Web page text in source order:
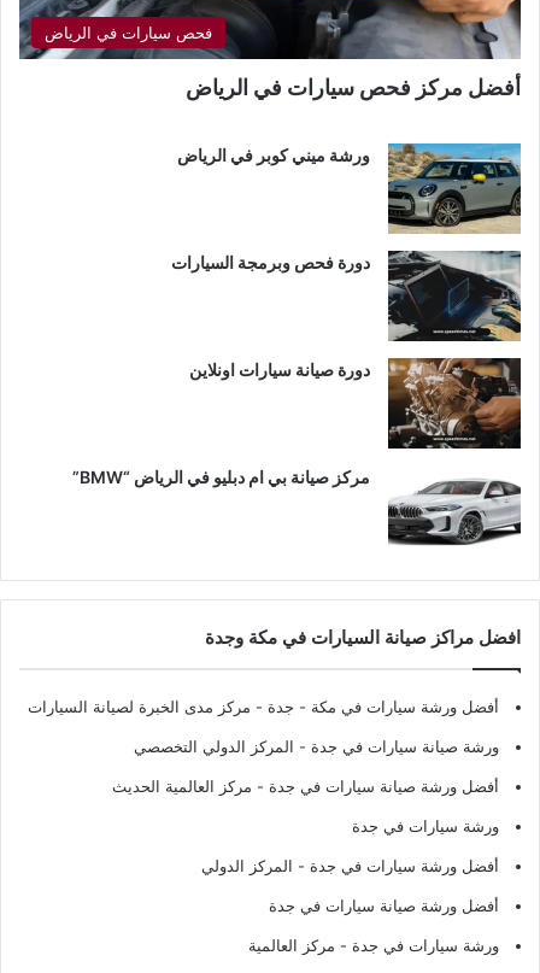
فحص سيارات في الرياض
أفضل مركز فحص سيارات في الرياض
ورشة ميني كوبر في الرياض
دورة فحص وبرمجة السيارات
دورة صيانة سيارات اونلاين
مركز صيانة بي ام دبليو في الرياض “BMW”
افضل مراكز صيانة السيارات في مكة وجدة
أفضل ورشة سيارات في مكة - جدة - مركز مدى الخبرة لصيانة السيارات
ورشة صيانة سيارات في جدة - المركز الدولي التخصصي
أفضل ورشة صيانة سيارات في جدة - مركز العالمية الحديث
ورشة سيارات في جدة
أفضل ورشة سيارات في جدة - المركز الدولي
أفضل ورشة صيانة سيارات في جدة
ورشة سيارات في جدة - مركز العالمية